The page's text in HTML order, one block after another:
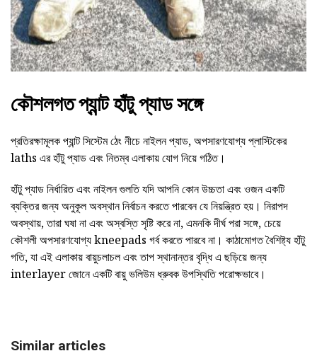
কৌশলগত প্যান্ট হাঁটু প্যাড সঙ্গে
প্রতিরক্ষামূলক প্যান্ট সিস্টেম ঠেং নীচে নাইলন প্যাড, অপসারণযোগ্য প্লাস্টিকের
laths এর হাঁটু প্যাড এবং নিতম্ব এলাকায় যোগ নিয়ে গঠিত।
হাঁটু প্যাড নির্ধারিত এবং নাইলন গুলতি যদি আপনি কোন উচ্চতা এবং ওজন একটি
ব্যক্তির জন্য অনুকূল অবস্থান নির্বাচন করতে পারবেন যে নিয়ন্ত্রিত হয়। নিরাপদ
অবস্থায়, তারা ঘষা না এবং অস্বস্তি সৃষ্টি করে না, এমনকি দীর্ঘ পরা সঙ্গে, চেয়ে
কৌশলী অপসারণযোগ্য kneepads গর্ব করতে পারবে না। কাঠামোগত বৈশিষ্ট্য হাঁটু
গতি, যা এই এলাকায় বায়ুচলাচল এবং তাপ স্থানান্তর বৃদ্ধি এ ছড়িয়ে জন্য
interlayer জোনে একটি বায়ু ভলিউম ধ্রুবক উপস্থিতি পরোক্ষভাবে।
Similar articles